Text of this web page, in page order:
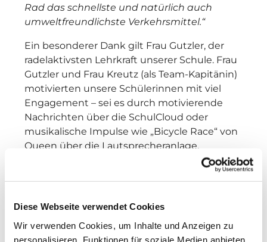
Diese Webseite verwendet Cookies
Wir verwenden Cookies, um Inhalte und Anzeigen zu
personalisieren, Funktionen für soziale Medien anbieten
Rad das schnellste und natürlich auch
umweltfreundlichste Verkehrsmittel.“
Ein besonderer Dank gilt Frau Gutzler, der
radelaktivsten Lehrkraft unserer Schule. Frau
Gutzler und Frau Kreutz (als Team-Kapitänin)
motivierten unsere Schülerinnen mit viel
Engagement – sei es durch motivierende
Nachrichten über die SchulCloud oder
musikalische Impulse wie „Bicycle Race“ von
Queen über die Lautsprecheranlage.
Auch viele Eltern oder Geschwister traten
kräftig in die Pedale und trugen so zum
Gemeinschaftsgefühl und die Begeisterung
für nachhaltige Mobilität machen unsere